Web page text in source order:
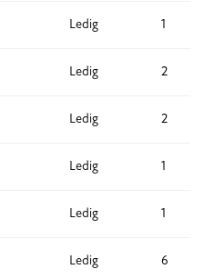
Ledig 1
Ledig 2
Ledig 2
Ledig 1
Ledig 1
Ledig 6